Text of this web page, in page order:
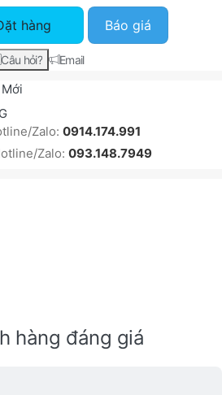
đơn Xprinter XP-C300H với giá
hàng Báo giá
Câu hỏi? Email
Mới
Zalo: 0914.174.991
Zalo: 093.148.7949
hàng đáng giá